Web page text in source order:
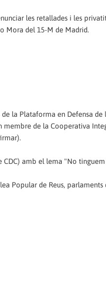
les retallades i les
Mora del 15-M de Madrid.
la Plataforma en Defensa de
membre de la Cooperativa
CDC) amb el lema "No
Popular de Reus, parlaments